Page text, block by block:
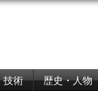
技術 歴史・人物